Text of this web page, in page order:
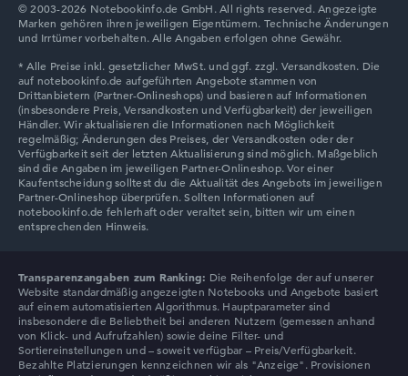
Lenovo Chromebook
Lenovo V
© 2003-2026 Notebookinfo.de GmbH. All rights reserved. Angezeigte
Marken gehören ihren jeweiligen Eigentümern. Technische Änderungen
und Irrtümer vorbehalten. Alle Angaben erfolgen ohne Gewähr.
Transparenzangaben zum Ranking: Die Reihenfolge der auf unserer
Website standardmäßig angezeigten Notebooks und Angebote basiert
auf einem automatisierten Algorithmus. Hauptparameter sind
insbesondere die Beliebtheit bei anderen Nutzern (gemessen anhand
von Klick- und Aufrufzahlen) sowie deine Filter- und
Sortiereinstellungen und – soweit verfügbar – Preis/Verfügbarkeit.
Bezahlte Platzierungen kennzeichnen wir als "Anzeige". Provisionen